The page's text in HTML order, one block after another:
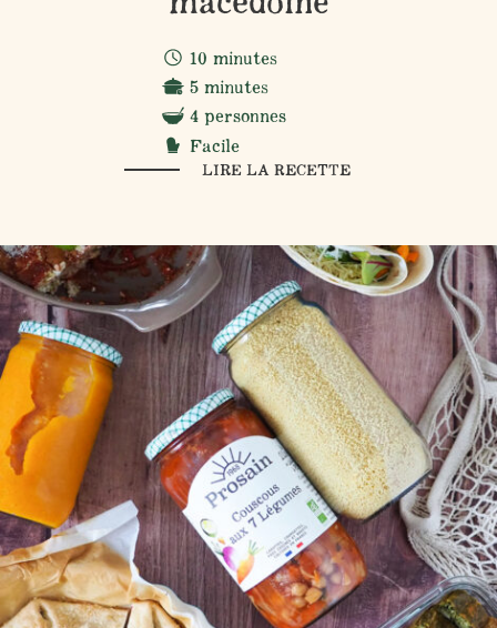
10 minutes
5 minutes
4 personnes
Facile
LIRE LA RECETTE